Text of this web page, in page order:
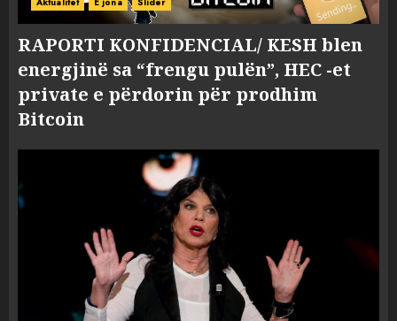
RAPORTI KONFIDENCIAL/ KESH blen
energjinë sa “frengu pulën”, HEC -et
private e përdorin për prodhim
Bitcoin